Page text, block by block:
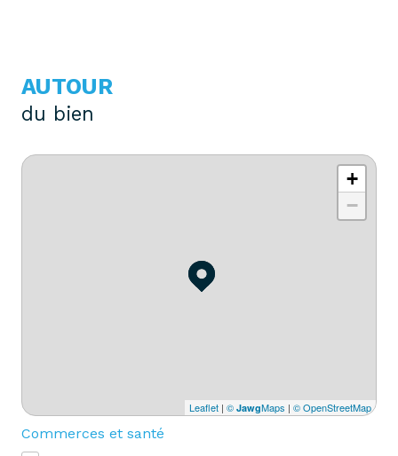
AUTOUR
du bien
+
−
Leaflet | © JawgMaps | © OpenStreetMap
Commerces et santé